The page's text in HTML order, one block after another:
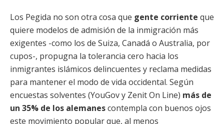
Los Pegida no son otra cosa que gente corriente que
quiere modelos de admisión de la inmigración más
exigentes -como los de Suiza, Canadá o Australia, por
cupos-, propugna la tolerancia cero hacia los
inmigrantes islámicos delincuentes y reclama medidas
para mantener el modo de vida occidental. Según
encuestas solventes (YouGov y Zenit On Line) más de
un 35% de los alemanescontempla con buenos ojos
este movimiento popular que, al menos